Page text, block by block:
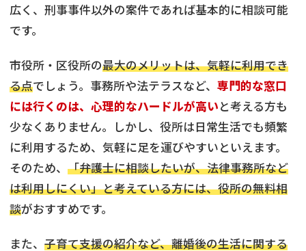
広く、刑事事件以外の案件であれば基本的に相談可能
です。
市役所・区役所の最大のメリットは、気軽に利用でき
る点でしょう。事務所や法テラスなど、 専門的な窓口
には行くのは、心理的なハードルが高いと考える方も
少なくありません。しかし、役所は日常生活でも頻繁
に利用するため、気軽に足を運びやすいといえます。
そのため、 「弁護士に相談したいが、法律事務所など
は利用しにくい」と考えている方には、役所の無料相
談がおすすめです。
また、 子育て支援の紹介など、離婚後の生活に関する